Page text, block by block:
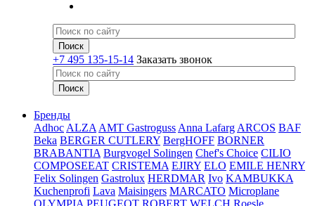
+7 495 135-15-14 Заказать звонок
Бренды
Adhoc ALZA AMT Gastroguss Anna Lafarg ARCOS BAF
Beka BERGER CUTLERY BergHOFF BORNER
BRABANTIA Burgvogel Solingen Chef's Choice CILIO
COMPOSEEAT CRISTEMA EJIRY ELO EMILE HENRY
Felix Solingen Gastrolux HERDMAR Ivo KAMBUKKA
Kuchenprofi Lava Maisingers MARCATO Microplane
OLYMPIA PEUGEOT ROBERT WELCH Roesle